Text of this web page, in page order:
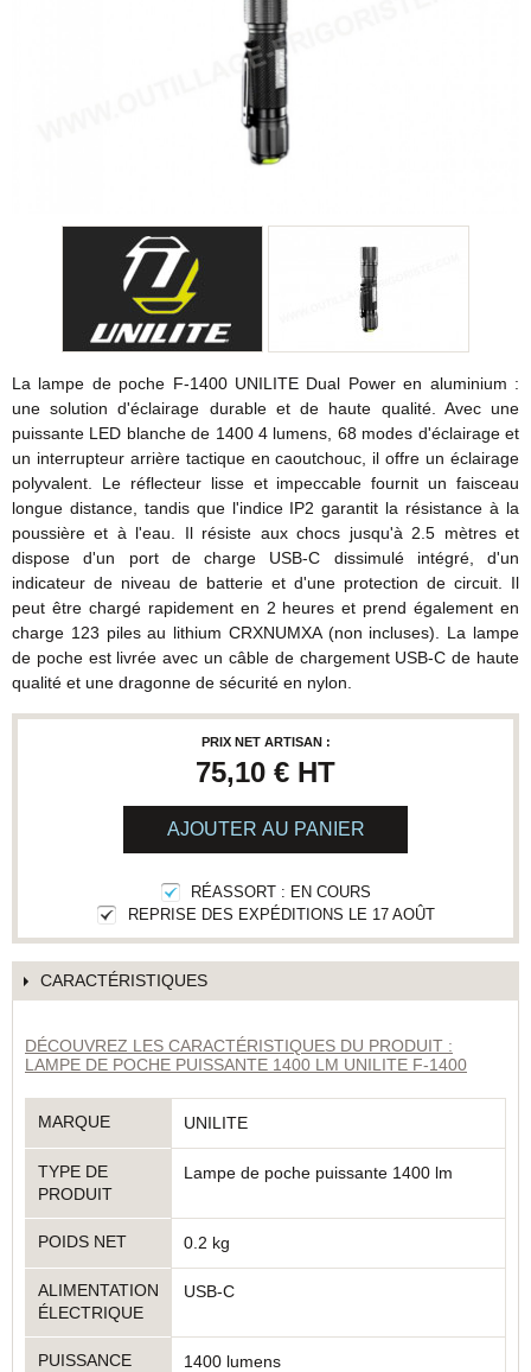
La lampe de poche F-1400 UNILITE Dual Power en aluminium :
une solution d'éclairage durable et de haute qualité. Avec une
puissante LED blanche de 1400 4 lumens, 68 modes d'éclairage et
un interrupteur arrière tactique en caoutchouc, il offre un éclairage
polyvalent. Le réflecteur lisse et impeccable fournit un faisceau
longue distance, tandis que l'indice IP2 garantit la résistance à la
poussière et à l'eau. Il résiste aux chocs jusqu'à 2.5 mètres et
dispose d'un port de charge USB-C dissimulé intégré, d'un
indicateur de niveau de batterie et d'une protection de circuit. Il
peut être chargé rapidement en 2 heures et prend également en
charge 123 piles au lithium CRXNUMXA (non incluses). La lampe
de poche est livrée avec un câble de chargement USB-C de haute
qualité et une dragonne de sécurité en nylon.
PRIX NET ARTISAN :
75,10 € HT
AJOUTER AU PANIER
RÉASSORT : EN COURS
REPRISE DES EXPÉDITIONS LE 17 AOÛT
CARACTÉRISTIQUES
DÉCOUVREZ LES CARACTÉRISTIQUES DU PRODUIT :
LAMPE DE POCHE PUISSANTE 1400 LM UNILITE F-1400
MARQUE UNILITE
TYPE DE
PRODUIT
Lampe de poche puissante 1400 lm
POIDS NET 0.2 kg
ALIMENTATION
ÉLECTRIQUE
USB-C
PUISSANCE 1400 lumens